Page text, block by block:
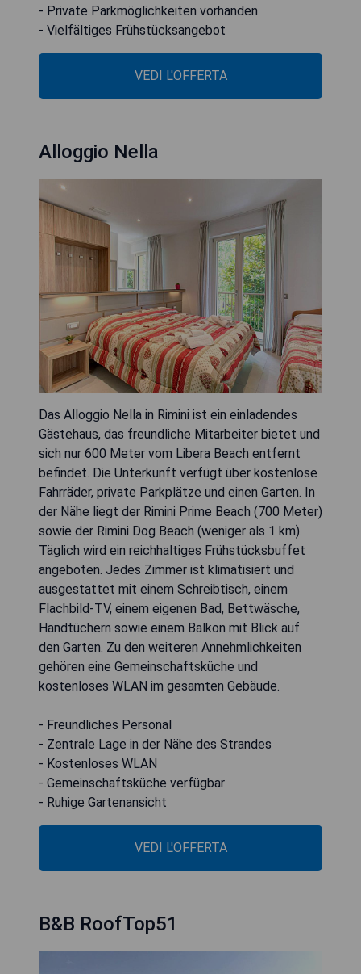
- Private Parkmöglichkeiten vorhanden
- Vielfältiges Frühstücksangebot
VEDI L'OFFERTA
Alloggio Nella
Das Alloggio Nella in Rimini ist ein einladendes
Gästehaus, das freundliche Mitarbeiter bietet und
sich nur 600 Meter vom Libera Beach entfernt
befindet. Die Unterkunft verfügt über kostenlose
Fahrräder, private Parkplätze und einen Garten. In
der Nähe liegt der Rimini Prime Beach (700 Meter)
sowie der Rimini Dog Beach (weniger als 1 km).
Täglich wird ein reichhaltiges Frühstücksbuffet
angeboten. Jedes Zimmer ist klimatisiert und
ausgestattet mit einem Schreibtisch, einem
Flachbild-TV, einem eigenen Bad, Bettwäsche,
Handtüchern sowie einem Balkon mit Blick auf
den Garten. Zu den weiteren Annehmlichkeiten
gehören eine Gemeinschaftsküche und
kostenloses WLAN im gesamten Gebäude.
- Freundliches Personal
- Zentrale Lage in der Nähe des Strandes
- Kostenloses WLAN
- Gemeinschaftsküche verfügbar
- Ruhige Gartenansicht
VEDI L'OFFERTA
B&B RoofTop51